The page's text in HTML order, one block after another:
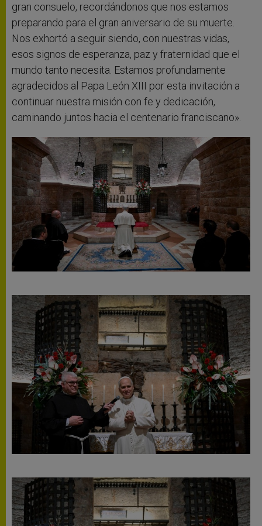
gran consuelo, recordándonos que nos estamos
preparando para el gran aniversario de su muerte.
Nos exhortó a seguir siendo, con nuestras vidas,
esos signos de esperanza, paz y fraternidad que el
mundo tanto necesita. Estamos profundamente
agradecidos al Papa León XIII por esta invitación a
continuar nuestra misión con fe y dedicación,
caminando juntos hacia el centenario franciscano».